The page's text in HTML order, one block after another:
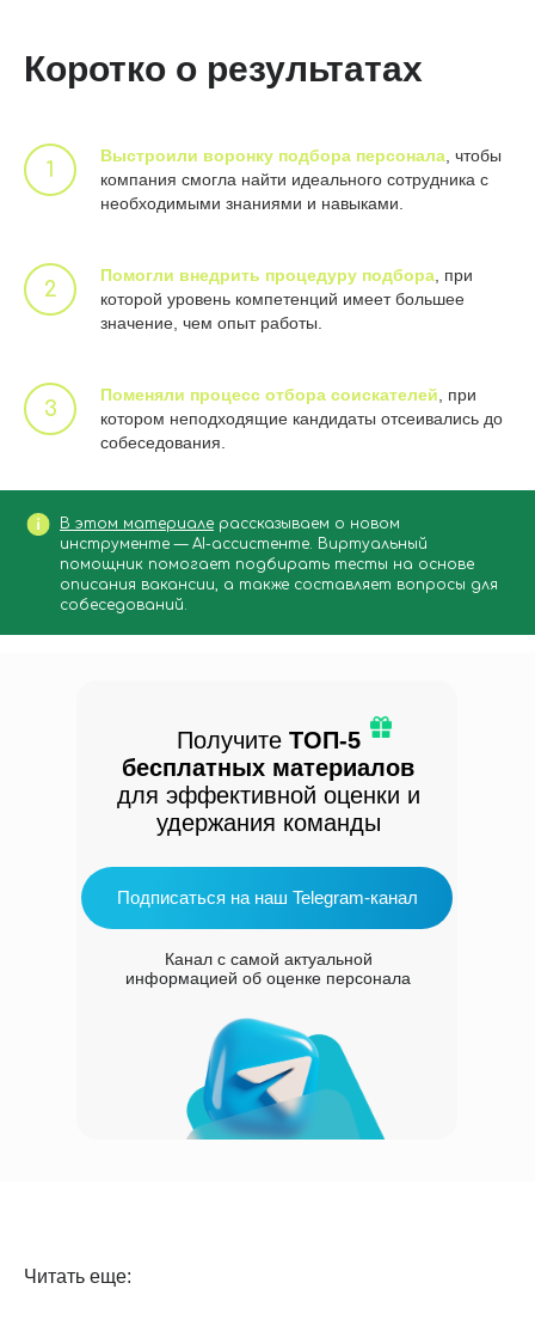
Коротко о результатах
Выстроили воронку подбора персонала , чтобы
компания смогла найти идеального сотрудника с
необходимыми знаниями и навыками.
Помогли внедрить процедуру подбора , при
которой уровень компетенций имеет большее
значение, чем опыт работы.
Поменяли процесс отбора соискателей , при
котором неподходящие кандидаты отсеивались до
собеседования.
В этом материале рассказываем о новом
инструменте — AI-ассистенте. Виртуальный
помощник помогает подбирать тесты на основе
описания вакансии, а также составляет вопросы для
собеседований.
Получите ТОП-5
бесплатных материалов
для эффективной оценки и
удержания команды
Подписаться на наш Telegram-канал
Канал с самой актуальной
информацией об оценке персонала
Читать еще: